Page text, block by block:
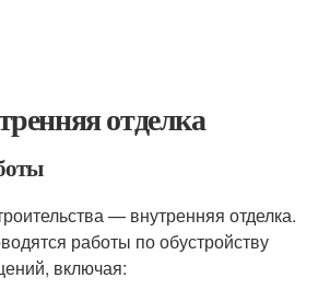
отделка
— внутренняя отделка.
работы по обустройству
включая: